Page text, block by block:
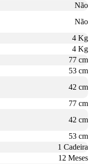
Não
Não
4 Kg
4 Kg
77 cm
53 cm
42 cm
77 cm
42 cm
53 cm
1 Cadeira
12 Meses